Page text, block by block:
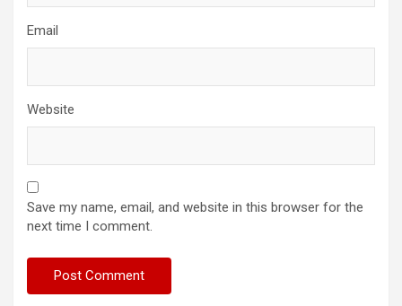
Email
Website
Save my name, email, and website in this browser for the
next time I comment.